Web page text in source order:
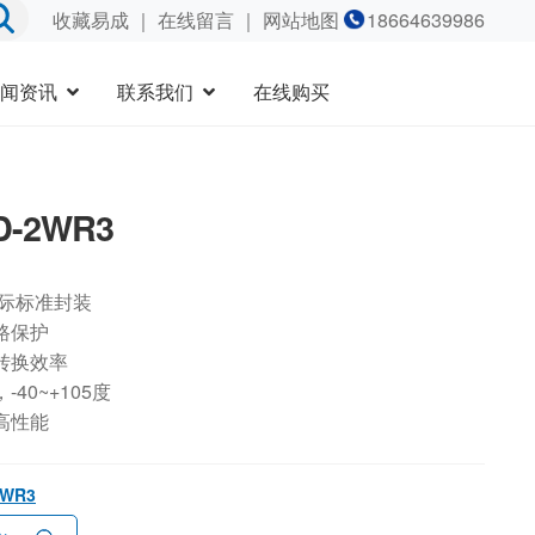
收藏易成｜ 在线留言｜ 网站地图 18664639986
资讯 联系我们 在线购买
2WR3
标准封装
保护
换效率
-40~+105度
性能